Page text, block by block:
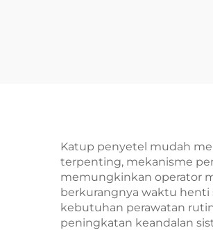
Katup penyetel mudah
terpenting, mekanisme
memungkinkan operator
berkurangnya waktu henti
kebutuhan perawatan
peningkatan keandalan